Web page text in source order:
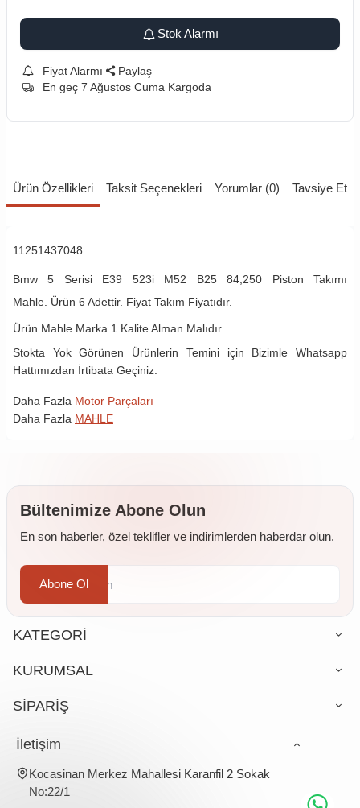
Stok Alarmı
Fiyat Alarmı
Paylaş
En geç 7 Ağustos Cuma Kargoda
Ürün Özellikleri Taksit Seçenekleri Yorumlar (0) Tavsiye Et
11251437048
Bmw 5 Serisi E39 523i M52 B25 84,250 Piston Takımı
Mahle. Ürün 6 Adettir. Fiyat Takım Fiyatıdır.
Ürün Mahle Marka 1.Kalite Alman Malıdır.
Stokta Yok Görünen Ürünlerin Temini için Bizimle Whatsapp
Hattımızdan İrtibata Geçiniz.
Daha Fazla Motor Parçaları
Daha Fazla MAHLE
Bültenimize Abone Olun
En son haberler, özel teklifler ve indirimlerden haberdar olun.
Abone Ol
KATEGORİ
KURUMSAL
SİPARİŞ
İletişim
Kocasinan Merkez Mahallesi Karanfil 2 Sokak
No:22/1